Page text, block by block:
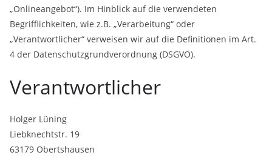
„Onlineangebot“). Im Hinblick auf die verwendeten
Begrifflichkeiten, wie z.B. „Verarbeitung“ oder
„Verantwortlicher“ verweisen wir auf die Definitionen im Art.
4 der Datenschutzgrundverordnung (DSGVO).
Verantwortlicher
Holger Lüning
Liebknechtstr. 19
63179 Obertshausen